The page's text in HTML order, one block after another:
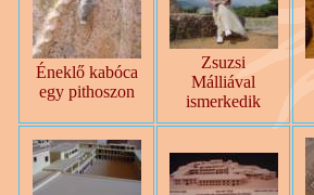
Éneklő kabóca
egy pithoszon
Zsuzsi
Málliával
ismerkedik